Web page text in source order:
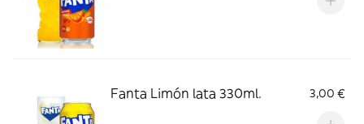
Fanta Limón lata 330ml. 3,00 €